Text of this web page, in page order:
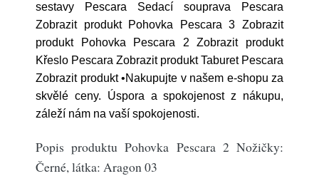
sestavy Pescara Sedací souprava Pescara
Zobrazit produkt Pohovka Pescara 3 Zobrazit
produkt Pohovka Pescara 2 Zobrazit produkt
Křeslo Pescara Zobrazit produkt Taburet Pescara
Zobrazit produkt •Nakupujte v našem e-shopu za
skvělé ceny. Úspora a spokojenost z nákupu,
záleží nám na vaší spokojenosti.
Popis produktu Pohovka Pescara 2 Nožičky:
Černé, látka: Aragon 03